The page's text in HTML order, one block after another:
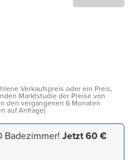
Verkaufspreis oder ein Preis,
Marktstudie der Preise von
den vergangenen 6 Monaten
auf Anfrage)
Badezimmer! Jetzt 60 €